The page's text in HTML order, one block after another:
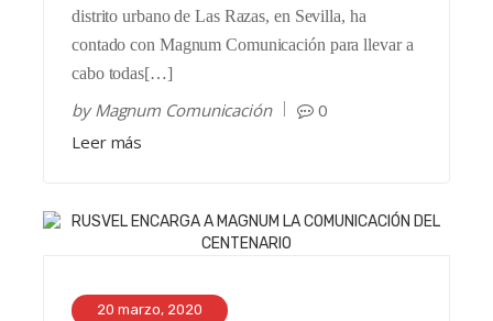
distrito urbano de Las Razas, en Sevilla, ha
contado con Magnum Comunicación para llevar a
cabo todas[…]
byMagnum Comunicación
0
Leer más
20 marzo, 2020